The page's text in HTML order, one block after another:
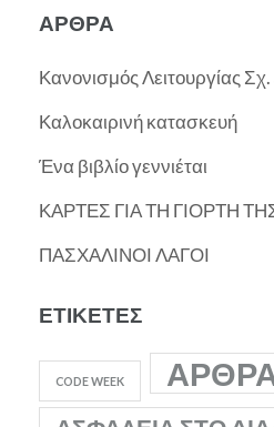
ΆΡΘΡΑ
Κανονισμός Λειτουργίας
Καλοκαιρινή κατασκευή
Ένα βιβλίο γεννιέται
ΚΑΡΤΕΣ ΓΙΑ ΤΗ ΓΙΟΡΤΗ
ΠΑΣΧΑΛΙΝΟΙ ΛΑΓΟΙ
ΕΤΙΚΈΤΕΣ
CODE WEEK